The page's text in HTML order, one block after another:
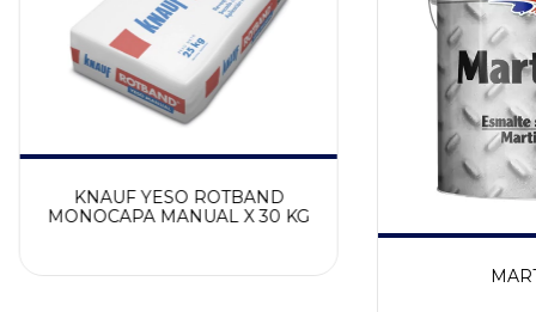
KNAUF YESO ROTBAND
MONOCAPA MANUAL X 30 KG